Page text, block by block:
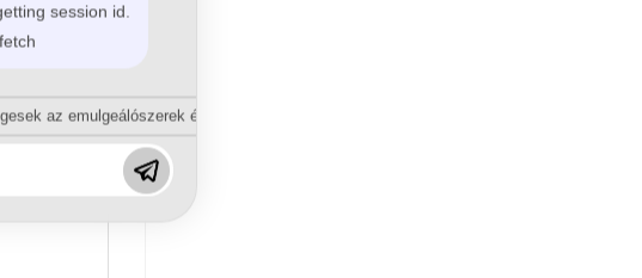
session id.
az emulgeálószerek és diszpergálószerek terén?